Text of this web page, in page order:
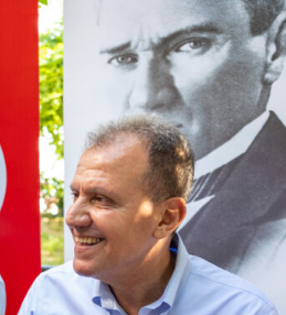
“Yörük çocuğu,
adamların önüne
ifade vermez”